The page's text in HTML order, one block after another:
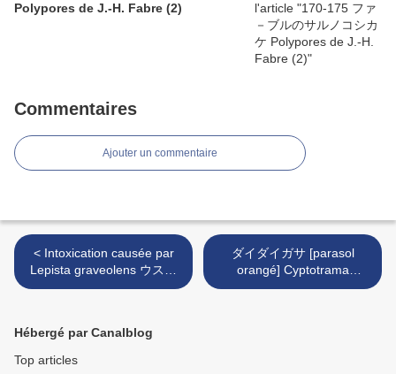
Polypores de J.-H. Fabre (2)
Commentaires
Ajouter un commentaire
< Intoxication causée par
Lepista graveolens ウスム
ラサキシメジ
ダイダイガサ [parasol
orangé] Cyptotrama
asprata >
Hébergé par Canalblog
Top articles